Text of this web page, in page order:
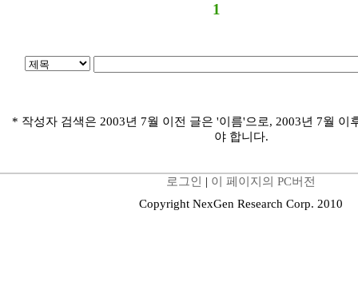
1
* 작성자 검색은 2003년 7월 이전 글은 '이름'으로, 2003년 7월 이
야 합니다.
로그인 | 이 페이지의 PC버전
Copyright NexGen Research Corp. 2010